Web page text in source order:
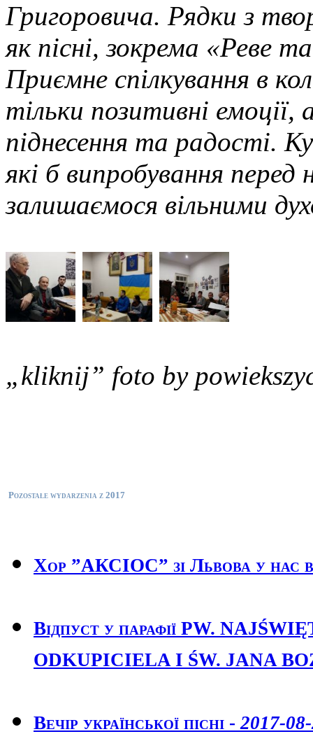
Григоровича. Рядки з
як пісні, зокрема «Реве
Приємне спілкування в
тільки позитивні
піднесення та радості.
які б випробування
залишаємося вільними
„kliknij” foto by
Pozostałe wydarzenia z 2017
Хор ”АКСІОС” зі Львова у нас
Відпуст у парафії PW.
ODKUPICIELA I ŚW. JANA
Вечір української пісні -2017-